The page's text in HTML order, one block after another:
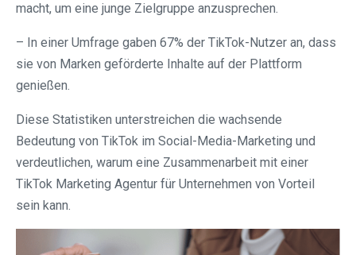
macht, um eine junge Zielgruppe anzusprechen.
– In einer Umfrage gaben 67% der TikTok-Nutzer an, dass
sie von Marken geförderte Inhalte auf der Plattform
genießen.
Diese Statistiken unterstreichen die wachsende
Bedeutung von TikTok im Social-Media-Marketing und
verdeutlichen, warum eine Zusammenarbeit mit einer
TikTok Marketing Agentur für Unternehmen von Vorteil
sein kann.